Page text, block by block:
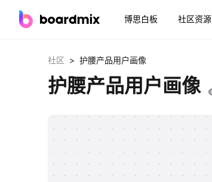
博思白板 社区资源
社区 > 护腰产品用户画像
护腰产品用户画像